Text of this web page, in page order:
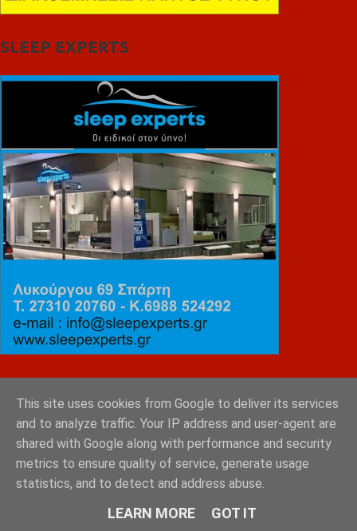
SLEEP EXPERTS
This site uses cookies from Google to deliver its services
and to analyze traffic. Your IP address and user-agent are
shared with Google along with performance and security
metrics to ensure quality of service, generate usage
statistics, and to detect and address abuse.
LEARN MORE GOT IT